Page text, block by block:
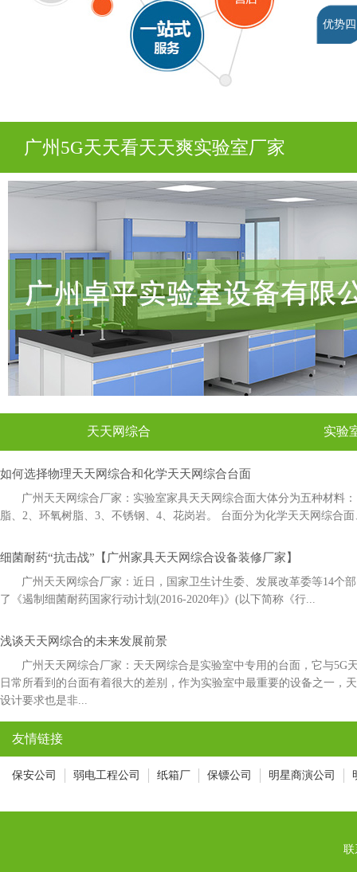
优势四
广州5G天天看天天爽实验室厂家
天天网综合 实验
如何选择物理天天网综合和化学天天网综合台面
广州天天网综合厂家：实验室家具天天网综合面大体分为五种材料：
脂、2、环氧树脂、3、不锈钢、4、花岗岩。 台面分为化学天天网综合
细菌耐药“抗击战”【广州家具天天网综合设备装修厂家】
广州天天网综合厂家：近日，国家卫生计生委、发展改革委等14
了《遏制细菌耐药国家行动计划(2016-2020年)》(以下简称《行...
浅谈天天网综合的未来发展前景
广州天天网综合厂家：天天网综合是实验室中专用的台面，它与5G
日常所看到的台面有着很大的差别，作为实验室中最重要的设备之一，
设计要求也是非...
友情链接
保安公司 弱电工程公司 纸箱厂 保镖公司 明星商演公司
联